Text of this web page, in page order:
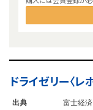
ドライゼリー〈
出典 富士経